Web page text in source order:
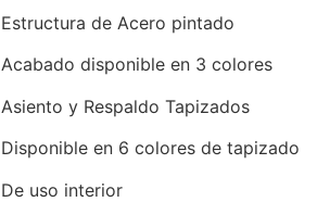
Estructura de Acero pintado
Acabado disponible en 3 colores
Asiento y Respaldo Tapizados
Disponible en 6 colores de tapizado
De uso interior